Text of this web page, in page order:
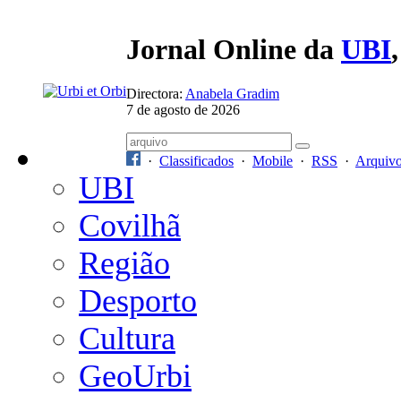
Jornal Online da UBI
Directora: Anabela Gradim
7 de agosto de 2026
· Classificados · Mobile · RSS ·
UBI
Covilhã
Região
Desporto
Cultura
GeoUrbi